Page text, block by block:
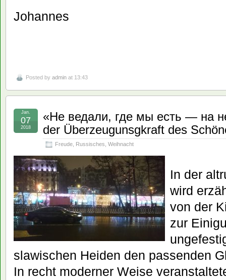
Johannes
Posted by admin at 13:43
«Не ведали, где мы есть — на
der Überzeugunsgkraft des
Freude Russisches Weihnacht
Jan.
07
2018
In der
wird
von der
zur
slawischen Heiden den passenden
In recht moderner Weise